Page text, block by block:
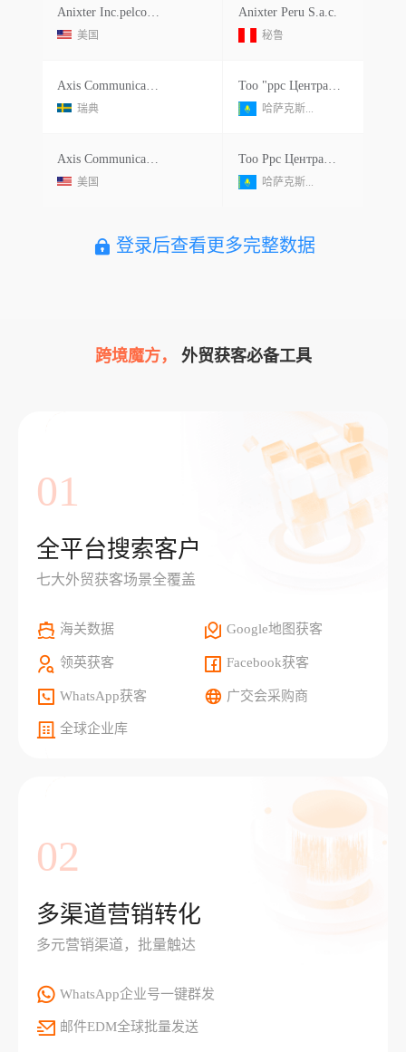
Anixter Inc.pelco Llc
美国
Anixter Peru S.a.c.
秘鲁
Axis Communications Ab
瑞典
Тоо "ррс Центральная Азия"
哈萨克斯...
Axis Communications Ab
美国
Тоо Ррс Центральная Азия
哈萨克斯...
登录后查看更多完整数据
跨境魔方， 外贸获客必备工具
01
全平台搜索客户
七大外贸获客场景全覆盖
海关数据 Google地图获客
领英获客 Facebook获客
WhatsApp获客 广交会采购商
全球企业库
02
多渠道营销转化
多元营销渠道，批量触达
WhatsApp企业号一键群发
邮件EDM全球批量发送